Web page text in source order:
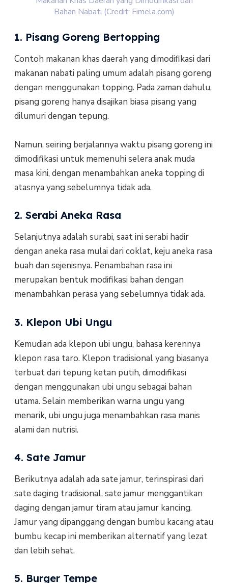
Bahan Nabati (Credit: Fimela.com)
1. Pisang Goreng Bertopping
Contoh makanan khas daerah yang dimodifikasi dari
makanan nabati paling umum adalah pisang goreng
dengan menggunakan topping. Pada zaman dahulu,
pisang goreng hanya disajikan biasa pisang yang
dilumuri dengan tepung.
Namun, seiring berjalannya waktu pisang goreng ini
dimodifikasi untuk memenuhi selera anak muda
masa kini, dengan menambahkan aneka topping di
atasnya yang sebelumnya tidak ada.
2. Serabi Aneka Rasa
Selanjutnya adalah surabi, saat ini serabi hadir
dengan aneka rasa mulai dari coklat, keju aneka rasa
buah dan sejenisnya. Penambahan rasa ini
merupakan bentuk modifikasi bahan dengan
menambahkan perasa yang sebelumnya tidak ada.
3. Klepon Ubi Ungu
Kemudian ada klepon ubi ungu, bahasa kerennya
klepon rasa taro. Klepon tradisional yang biasanya
terbuat dari tepung ketan putih, dimodifikasi
dengan menggunakan ubi ungu sebagai bahan
utama. Selain memberikan warna ungu yang
menarik, ubi ungu juga menambahkan rasa manis
alami dan nutrisi.
4. Sate Jamur
Berikutnya adalah ada sate jamur, terinspirasi dari
sate daging tradisional, sate jamur menggantikan
daging dengan jamur tiram atau jamur kancing.
Jamur yang dipanggang dengan bumbu kacang atau
bumbu kecap ini memberikan alternatif yang lezat
dan lebih sehat.
5. Burger Tempe